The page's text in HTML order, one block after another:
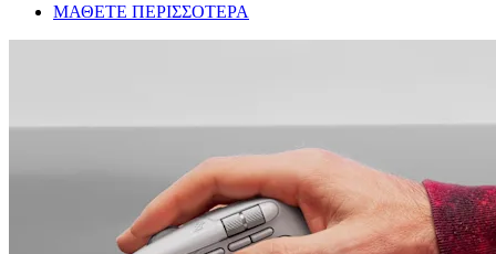
ΜΑΘΕΤΕ ΠΕΡΙΣΣΟΤΕΡΑ